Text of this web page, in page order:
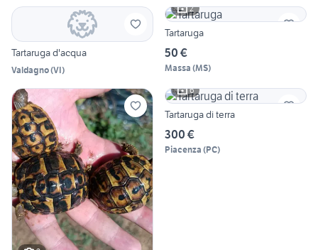
Tartaruga d'acqua
Valdagno(VI)
2
Tartaruga
50 €
Massa (MS)
6
Tartaruga di terra
300 €
Piacenza (PC)